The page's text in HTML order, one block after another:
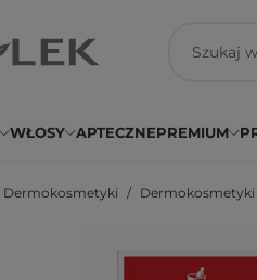
WŁOSY APTECZNEPREMIUM
Dermokosmetyki